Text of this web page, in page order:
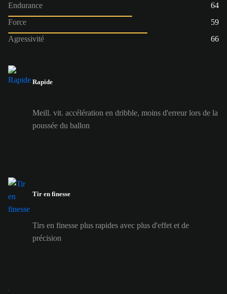
Endurance
64
Force
59
Agressivité
66
Rapide
Meill. vit. accélération en dribble, moins d'erreur lors de la
poussée du ballon
Tir en finesse
Tirs en finesse plus rapides avec plus d'effet et de
précision